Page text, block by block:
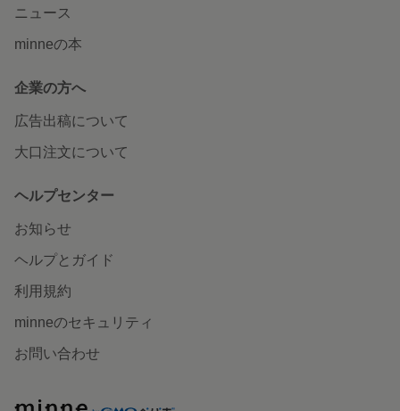
ニュース
minneの本
企業の方へ
広告出稿について
大口注文について
ヘルプセンター
お知らせ
ヘルプとガイド
利用規約
minneのセキュリティ
お問い合わせ